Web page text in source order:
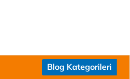
Blog Kategorileri